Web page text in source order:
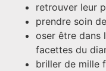
retrouver leur
prendre soin
oser être dans
facettes du
briller de mille